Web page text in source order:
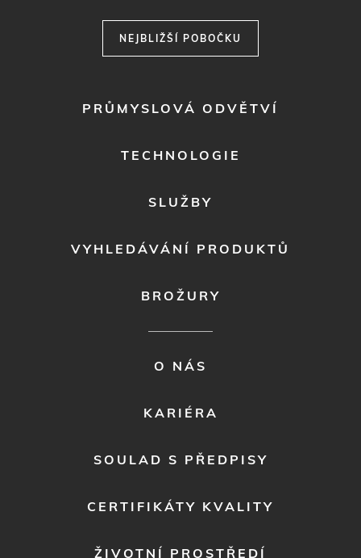
NEJBLIŽŠÍ POBOČKU
PRŮMYSLOVÁ ODVĚTVÍ
TECHNOLOGIE
SLUŽBY
VYHLEDÁVÁNÍ PRODUKTŮ
BROŽURY
O NÁS
KARIÉRA
SOULAD S PŘEDPISY
CERTIFIKÁTY KVALITY
ŽIVOTNÍ PROSTŘEDÍ